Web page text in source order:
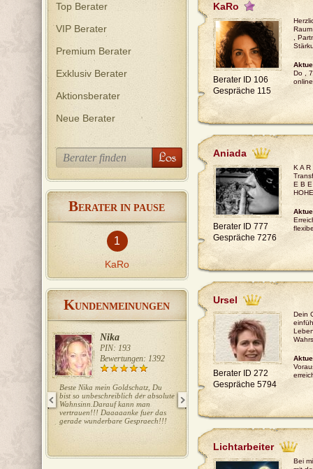
Top Berater
VIP Berater
Premium Berater
Exklusiv Berater
Aktionsberater
Neue Berater
BERATER IN PAUSE
1
KaRo
KUNDENMEINUNGEN
Nika
PIN: 193
Bewertungen: 1392
Beste Nika mein Goldschatz, Du
bist so unbeschreiblich der absolute
Wahnsinn.Darauf kann man
vertrauen!!! Daaaaanke fuer das
gerade wunderbare Gespraech!!!
Ela
PIN: 415
Bewertungen: 727
Liebe Ela, wieder ein Volltreffer!!!
Danke Danke!!! LG T.
KaRo
,
Berater ID 106
Gespräche 115
Do ,
online
Aniada
K A
E B
Berater ID 777
Gespräche 7276
Ursel
Dein
Berater ID 272
Gespräche 5794
Lichtarbeiter
Bei